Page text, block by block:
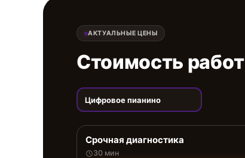
АКТУАЛЬНЫЕ ЦЕНЫ
Стоимость работ
Цифровое пианино
Срочная диагностика
30 мин